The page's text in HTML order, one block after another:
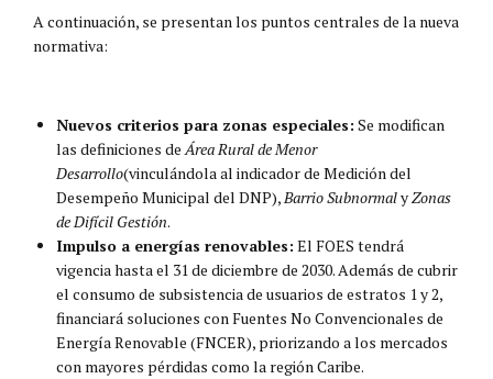
A continuación, se presentan los puntos centrales de la nueva
normativa:
Nuevos criterios para zonas especiales: Se modifican
las definiciones deÁrea Rural de Menor
Desarrollo(vinculándola al indicador de Medición del
Desempeño Municipal del DNP),Barrio SubnormalyZonas
de Difícil Gestión.
Impulso a energías renovables: El FOES tendrá
vigencia hasta el 31 de diciembre de 2030. Además de cubrir
el consumo de subsistencia de usuarios de estratos 1 y 2,
financiará soluciones con Fuentes No Convencionales de
Energía Renovable (FNCER), priorizando a los mercados
con mayores pérdidas como la región Caribe.